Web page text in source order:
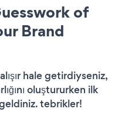
of
Brand
hale getirdiyseniz,
oluştururken ilk
tebrikler!